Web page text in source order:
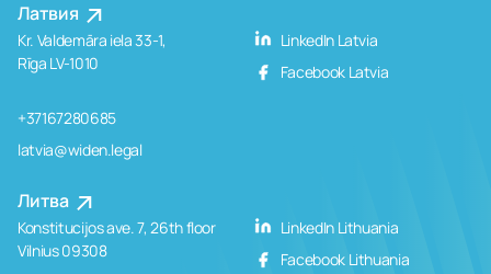
Латвия
Kr. Valdemāra iela 33-1,
Rīga LV-1010
+37167280685
latvia@widen.legal
LinkedIn Latvia
Facebook Latvia
Литва
Konstitucijos ave. 7, 26th floor
Vilnius 09308
LinkedIn Lithuania
Facebook Lithuania